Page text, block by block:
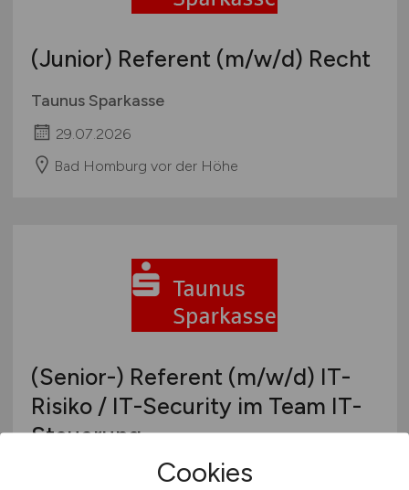
(Junior) Referent (m/w/d) Recht
Taunus Sparkasse
29.07.2026
Bad Homburg vor der Höhe
(Senior-) Referent (m/w/d) IT-
Risiko / IT-Security im Team IT-
Steuerung
Taunus SparkasseCookies